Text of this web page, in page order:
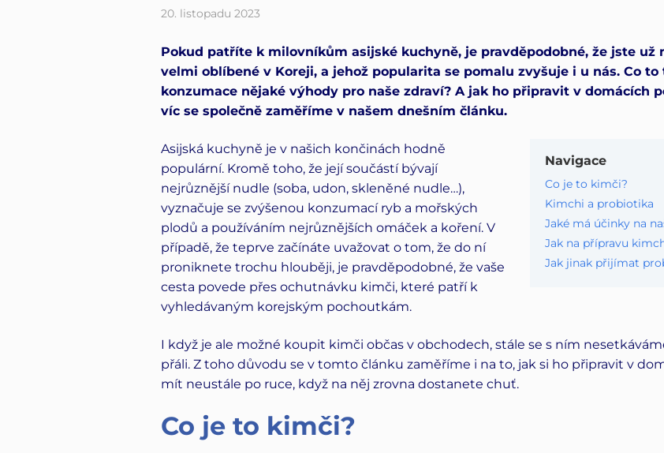
20. listopadu 2023
Pokud patříte k milovníkům asijské kuchyně, je pravděpodobné, že jste už
velmi oblíbené v Koreji, a jehož popularita se pomalu zvyšuje i u nás. Co
konzumace nějaké výhody pro naše zdraví? A jak ho připravit v domácích
víc se společně zaměříme v našem dnešním článku.
Navigace
Co je to kimči?
Kimchi a probiotika
Jaké má účinky na
Jak na přípravu
Jak jinak přijímat
Asijská kuchyně je v našich končinách hodně
populární. Kromě toho, že její součástí bývají
nejrůznější nudle (soba, udon, skleněné nudle…),
vyznačuje se zvýšenou konzumací ryb a mořských
plodů a používáním nejrůznějších omáček a koření. V
případě, že teprve začínáte uvažovat o tom, že do ní
proniknete trochu hlouběji, je pravděpodobné, že vaše
cesta povede přes ochutnávku kimči, které patří k
vyhledávaným korejským pochoutkám.
I když je ale možné koupit kimči občas v obchodech, stále se s ním
přáli. Z toho důvodu se v tomto článku zaměříme i na to, jak si ho připravit v
mít neustále po ruce, když na něj zrovna dostanete chuť.
Co je to kimči?